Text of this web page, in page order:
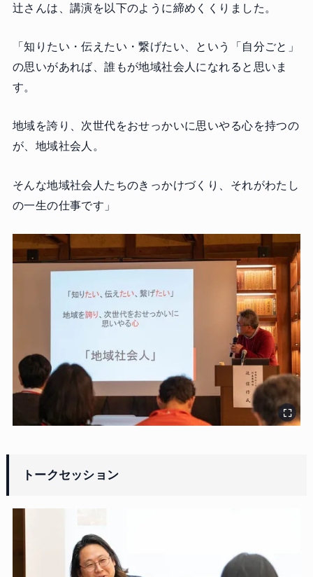
辻さんは、講演を以下のように締めくくりました。
「知りたい・伝えたい・繋げたい、という「自分ごと」
の思いがあれば、誰もが地域社会人になれると思いま
す。
地域を誇り、次世代をおせっかいに思いやる心を持つの
が、地域社会人。
そんな地域社会人たちのきっかけづくり、それがわたし
の一生の仕事です」
トークセッション